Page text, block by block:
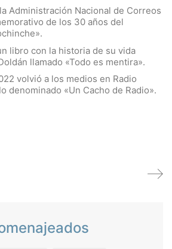
Administración Nacional de Correos
de los 30 años del
libro con la historia de su vida
llamado «Todo es mentira».
volvió a los medios en Radio
denominado «Un Cacho de Radio».